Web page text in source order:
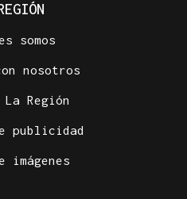
somos
nosotros
La Región
publicidad
imágenes